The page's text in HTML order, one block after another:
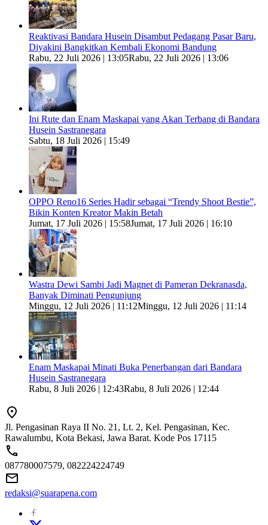
Reaktivasi Bandara Husein Disambut Pedagang Pasar Baru,
Diyakini Bangkitkan Kembali Ekonomi Bandung
Rabu, 22 Juli 2026 | 13:05Rabu, 22 Juli 2026 | 13:06
Ini Rute dan Enam Maskapai yang Akan Terbang di Bandara
Husein Sastranegara
Sabtu, 18 Juli 2026 | 15:49
OPPO Reno16 Series Hadir sebagai “Trendy Shoot Bestie”,
Bikin Konten Kreator Makin Betah
Jumat, 17 Juli 2026 | 15:58Jumat, 17 Juli 2026 | 16:10
Wastra Dewi Sambi Jadi Magnet di Pameran Dekranasda,
Banyak Diminati Pengunjung
Minggu, 12 Juli 2026 | 11:12Minggu, 12 Juli 2026 | 11:14
Enam Maskapai Minati Buka Penerbangan dari Bandara
Husein Sastranegara
Rabu, 8 Juli 2026 | 12:43Rabu, 8 Juli 2026 | 12:44
Jl. Pengasinan Raya II No. 21, Lt. 2, Kel. Pengasinan, Kec.
Rawalumbu, Kota Bekasi, Jawa Barat. Kode Pos 17115
087780007579, 082224224749
redaksi@suarapena.com